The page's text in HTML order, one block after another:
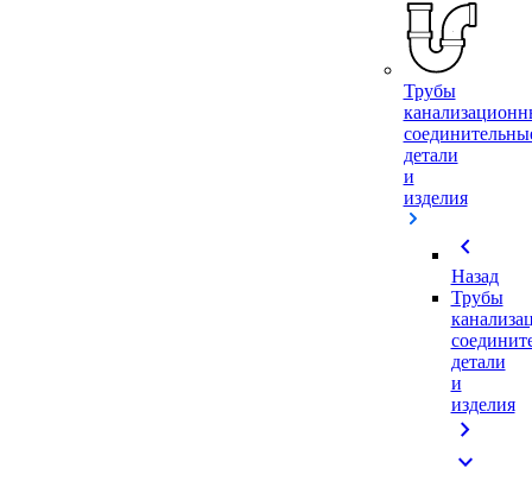
Трубы
детали
и
изделия
chevron_left
Назад
Трубы
детали
и
изделия
chevron_right
expand_more